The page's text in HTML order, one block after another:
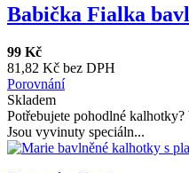
Babička Fialka
99 Kč
81,82 Kč bez DPH
Porovnání
Skladem
Potřebujete pohodlné
Jsou vyvinuty speciáln...